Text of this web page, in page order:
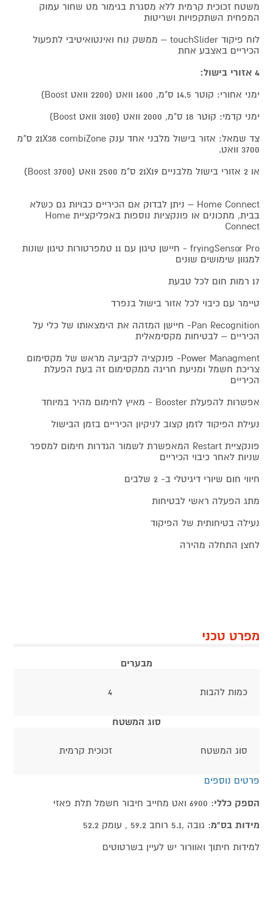
משטח זכוכית קרמית ללא מסגרת בגימור מט שחור עמוק
המפחית השתקפויות ושריטות
לוח פיקוד touchSlider – ממשק נוח ואינטואיטיבי לתפעול
הכיריים באצבע אחת
4 אזורי בישול:
ימני אחורי: קוטר 14.5 ס"מ, 1600 וואט (2200 וואט Boost)
ימני קדמי: קוטר 18 ס"מ, 2000 וואט (3100 וואט Boost)
צד שמאל: אזור בישול מלבני אחד ענק 21X38 combiZone ס"מ
3700 וואט.
או 2 אזורי בישול מלבניים 21X19 ס"מ 2500 וואט (3700 Boost)
Home Connect – ניתן לבדוק אם הכיריים כבויות גם כשלא
בבית, מתכונים או פונקציות נוספות באפליקציית Home
Connect
fryingSensor Pro - חיישן טיגון עם 11 טמפרטורות טיגון שונות
למגוון שימושים שונים
17 רמות חום לכל טבעת
טיימר עם כיבוי לכל אזור בישול בנפרד
Pan Recognition- חיישן המזהה את הימצאותו של כלי על
הכיריים – לבטיחות מקסימאלית
Power Managment- פונקציה לקביעה מראש של מקסימום
צריכת חשמל ומניעת חריגה ממקסימום זה בעת הפעלת
הכיריים
אפשרות להפעלת Booster - מאיץ לחימום מהיר במיוחד
נעילת הפיקוד לזמן קצוב לניקיון הכיריים בזמן הבישול
פונקציית Restart המאפשרת לשמור הגדרות חימום למספר
שניות לאחר כיבוי הכיריים
חיווי חום שיורי דיגיטלי ב- 2 שלבים
מתג הפעלה ראשי לבטיחות
נעילה בטיחותית של הפיקוד
לחצן התחלה מהירה
מפרט טכני
מבערים
כמות להבות 4
סוג המשטח
סוג המשטח זכוכית קרמית
פרטים נוספים
הספק כללי: 6900 ואט מחייב חיבור חשמל תלת פאזי
מידות בס"מ: גובה ,5.1 רוחב 59.2 , עומק 52.2
למידות חיתוך ואוורור יש לעיין בשרטוטים